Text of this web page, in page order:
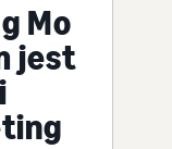
Mo
jest